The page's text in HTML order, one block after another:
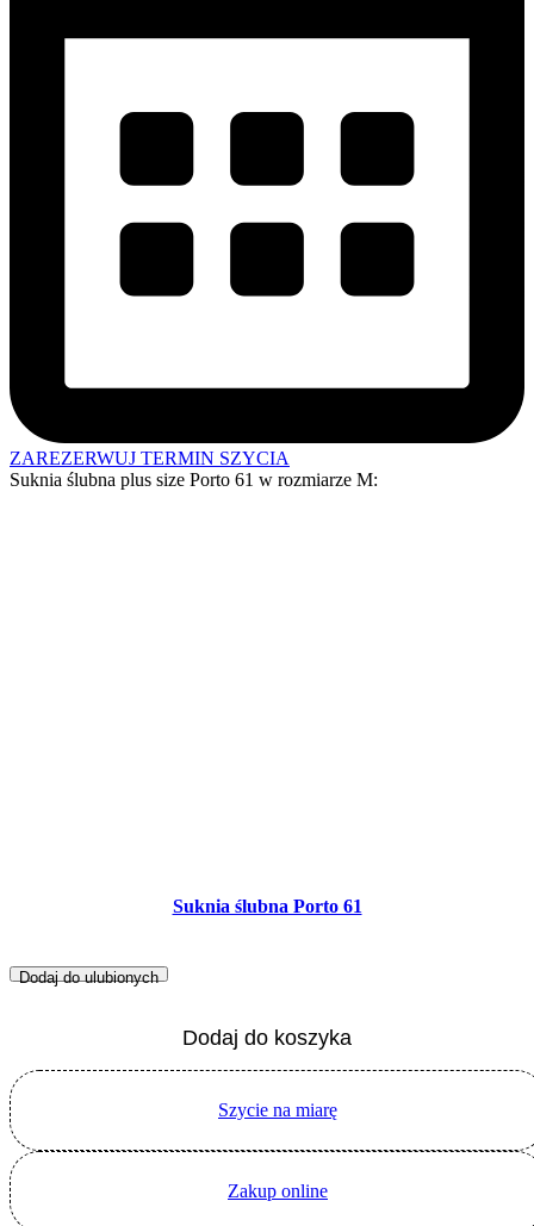
ZAREZERWUJ TERMIN SZYCIA
Suknia ślubna plus size Porto 61 w rozmiarze M:
Suknia ślubna Porto 61
Dodaj do ulubionych
Dodaj do koszyka
Szycie na miarę
Zakup online